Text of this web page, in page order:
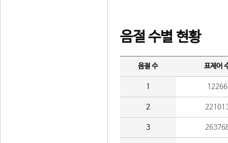
음절 수별 현황
음절 수 표제어
1 12266
2
3